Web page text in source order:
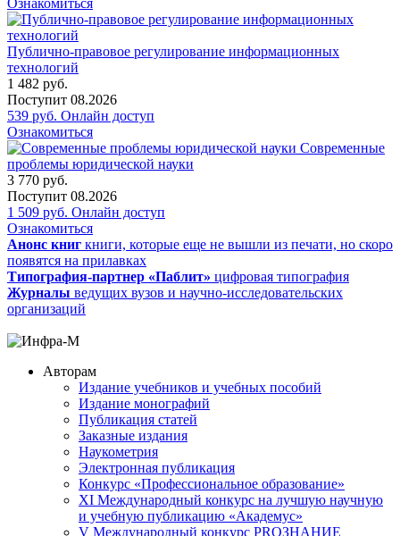
Публично-правовое регулирование информационных
технологий
1 482 руб.
Поступит 08.2026
539 руб. Онлайн доступ
Ознакомиться
Современные
проблемы юридической науки
3 770 руб.
Поступит 08.2026
1 509 руб. Онлайн доступ
Ознакомиться
Анонс книг книги, которые еще не вышли из печати, но скоро
появятся на прилавках
Типография-партнер «Паблит» цифровая типография
Журналы ведущих вузов и научно-исследовательских
организаций
Авторам
Издание учебников и учебных пособий
Издание монографий
Публикация статей
Заказные издания
Наукометрия
Электронная публикация
Конкурс «Профессиональное образование»
XI Международный конкурс на лучшую научную
и учебную публикацию «Академус»
V Международный конкурс PROЗНАНИЕ